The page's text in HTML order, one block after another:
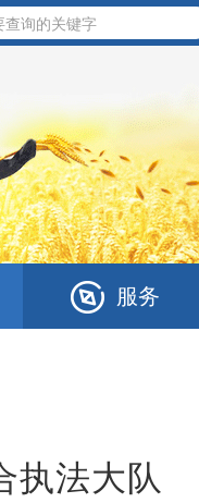
服务
执法大队